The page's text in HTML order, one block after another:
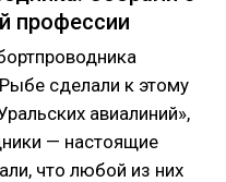
профессии
сделали к этому
авиалиний»,
— настоящие
что любой из них